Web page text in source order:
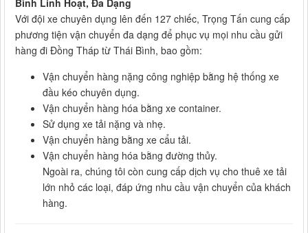
Bình Linh Hoạt, Đa Dạng
Với đội xe chuyên dụng lên đến 127 chiếc, Trọng Tấn cung cấp
phương tiện vận chuyển đa dạng để phục vụ mọi nhu cầu gửi
hàng đi Đồng Tháp từ Thái Bình, bao gồm:
Vận chuyển hàng nặng công nghiệp bằng hệ thống xe
đầu kéo chuyên dụng.
Vận chuyển hàng hóa bằng xe container.
Sử dụng xe tải nặng và nhẹ.
Vận chuyển hàng bằng xe cẩu tải.
Vận chuyển hàng hóa bằng đường thủy.
Ngoài ra, chúng tôi còn cung cấp dịch vụ cho thuê xe tải
lớn nhỏ các loại, đáp ứng nhu cầu vận chuyển của khách
hàng.